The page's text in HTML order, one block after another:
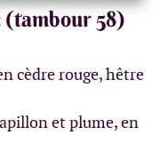
58)
cèdre rouge, hêtre
et plume, en